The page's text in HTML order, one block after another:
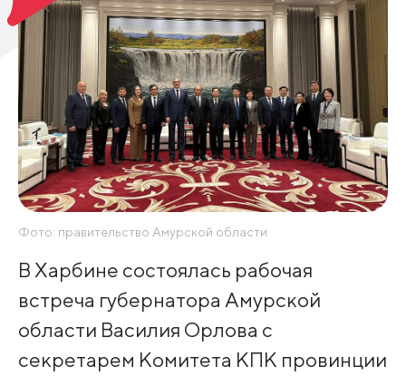
Фото: правительство Амурской области
В Харбине состоялась рабочая
встреча губернатора Амурской
области Василия Орлова с
секретарем Комитета КПК провинции